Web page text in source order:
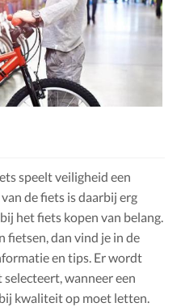
speelt veiligheid een
de fiets is daarbij erg
het fiets kopen van belang.
fietsen, dan vind je in de
en tips. Er wordt
wanneer een
kwaliteit op moet letten.